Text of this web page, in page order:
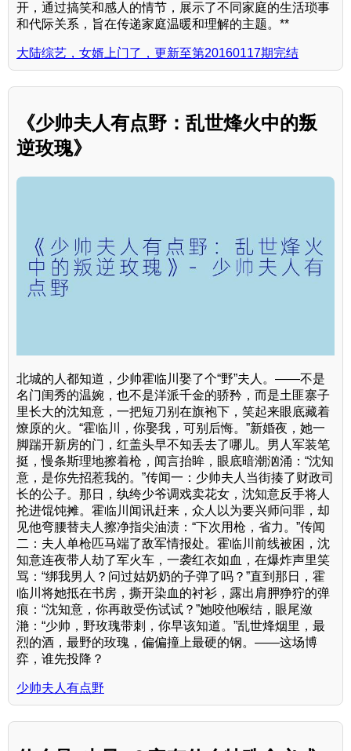
开，通过搞笑和感人的情节，展示了不同家庭的生活琐事
和代际关系，旨在传递家庭温暖和理解的主题。**
大陆综艺，女婿上门了，更新至第20160117期完结
《少帅夫人有点野：乱世烽火中的叛
逆玫瑰》
北城的人都知道，少帅霍临川娶了个“野”夫人。——不是
名门闺秀的温婉，也不是洋派千金的骄矜，而是土匪寨子
里长大的沈知意，一把短刀别在旗袍下，笑起来眼底藏着
燎原的火。“霍临川，你娶我，可别后悔。”新婚夜，她一
脚踹开新房的门，红盖头早不知丢去了哪儿。男人军装笔
挺，慢条斯理地擦着枪，闻言抬眸，眼底暗潮汹涌：“沈知
意，是你先招惹我的。”传闻一：少帅夫人当街揍了财政司
长的公子。那日，纨绔少爷调戏卖花女，沈知意反手将人
抡进馄饨摊。霍临川闻讯赶来，众人以为要兴师问罪，却
见他弯腰替夫人擦净指尖油渍：“下次用枪，省力。”传闻
二：夫人单枪匹马端了敌军情报处。霍临川前线被困，沈
知意连夜带人劫了军火车，一袭红衣如血，在爆炸声里笑
骂：“绑我男人？问过姑奶奶的子弹了吗？”直到那日，霍
临川将她抵在书房，撕开染血的衬衫，露出肩胛狰狞的弹
痕：“沈知意，你再敢受伤试试？”她咬他喉结，眼尾潋
滟：“少帅，野玫瑰带刺，你早该知道。”乱世烽烟里，最
烈的酒，最野的玫瑰，偏偏撞上最硬的钢。——这场博
弈，谁先投降？
少帅夫人有点野